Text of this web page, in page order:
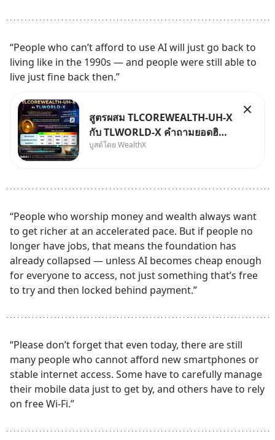
“People who can’t afford to use AI will just go back to
living like in the 1990s — and people were still able to
live just fine back then.”
สูตรผสม TLCOREWEALTH-UH-X
กับ TLWORLD-X คำถามยอดฮิตที่
คนใช้ WealthX ถามเข้ามา
บูสต์โดย WealthX
“People who worship money and wealth always want
to get richer at an accelerated pace. But if people no
longer have jobs, that means the foundation has
already collapsed — unless AI becomes cheap enough
for everyone to access, not just something that’s free
to try and then locked behind payment.”
“Please don’t forget that even today, there are still
many people who cannot afford new smartphones or
stable internet access. Some have to carefully manage
their mobile data just to get by, and others have to rely
on free Wi-Fi.”